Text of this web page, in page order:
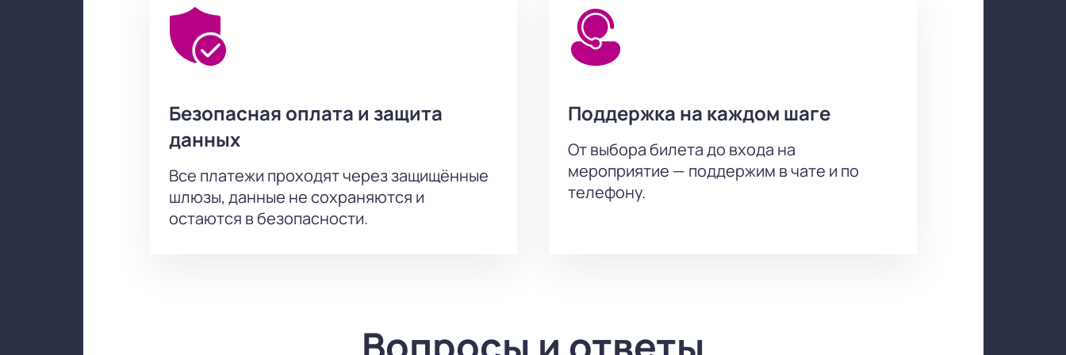
Безопасная оплата и защита
данных
Все платежи проходят через защищённые
шлюзы, данные не сохраняются и
остаются в безопасности.
Поддержка на каждом шаге
От выбора билета до входа на
мероприятие — поддержим в чате и по
телефону.